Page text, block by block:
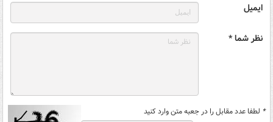
ایمیل
نظر شما *
* لطفا عدد مقابل را در جعبه متن وارد کنید